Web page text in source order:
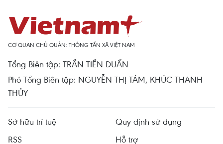
CƠ QUAN CHỦ QUẢN: THÔNG TẤN XÃ VIỆT NAM
Tổng Biên tập: TRẦN TIẾN DUẨN
Phó Tổng Biên tập: NGUYỄN THỊ TÁM, KHÚC THANH
THỦY
Sở hữu trí tuệ
Quy định sử dụng
RSS
Hỗ trợ